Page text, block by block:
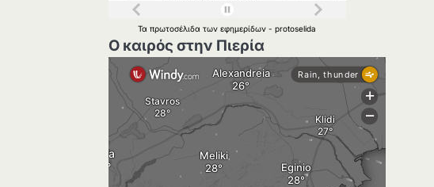
Ταπρωτοσέλιδατωνεφημερίδων-protoselida
Ο καιρός στην Πιερία